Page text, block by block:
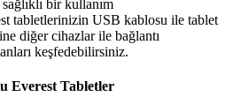
bir kullanım
tabletlerinizin USB kablosu ile tablet
diğer cihazlar ile bağlantı
keşfedebilirsiniz.
Everest Tabletler